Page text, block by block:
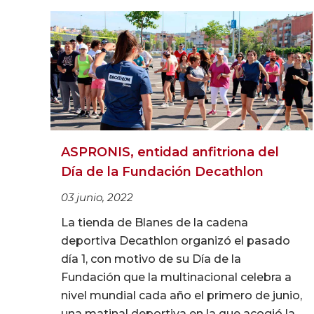
ASPRONIS, entidad anfitriona del
Día de la Fundación Decathlon
03 junio, 2022
La tienda de Blanes de la cadena
deportiva Decathlon organizó el pasado
día 1, con motivo de su Día de la
Fundación que la multinacional celebra a
nivel mundial cada año el primero de junio,